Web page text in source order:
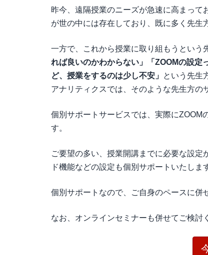
昨今、遠隔授業のニーズが急速に高まっ
が世の中には存在しており、既に多く先生
一方で、これから授業に取り組もうという
れば良いのかわからない」「ZOOMの設定
ど、授業をするのは少し不安」 という先生
アナリティクスでは、そのような先生方の
個別サポートサービスでは、実際にZOOM
す。
ご要望の多い、授業開講までに必要な設
ド機能などの設定も個別サポートいたしま
個別サポートなので、ご自身のペースに併
なお、オンラインセミナーも併せてご検討